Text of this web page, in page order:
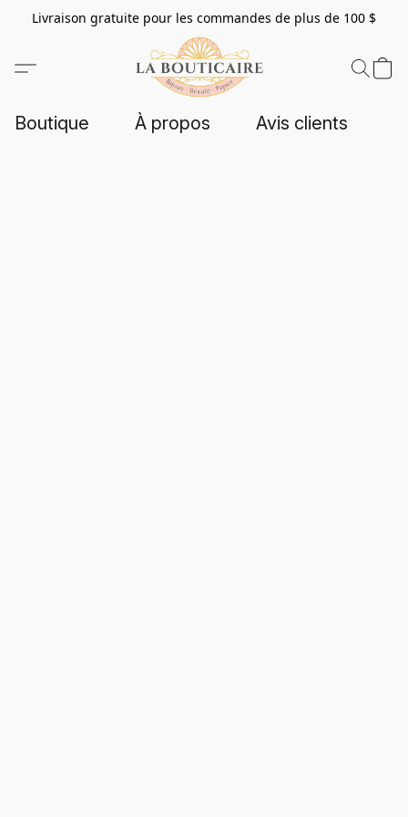
Livraison gratuite pour les commandes de plus de 100 $
Boutique À propos Avis clients